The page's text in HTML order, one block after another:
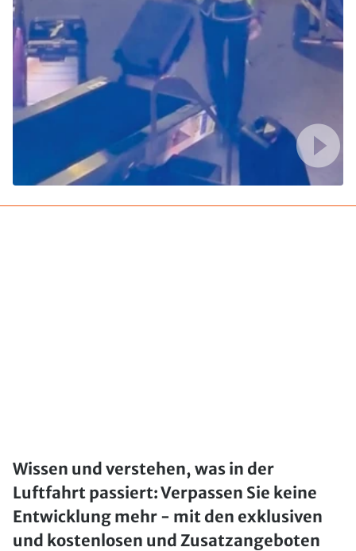
Wissen und verstehen, was in der
Luftfahrt passiert: Verpassen Sie keine
Entwicklung mehr - mit den exklusiven
und kostenlosen und Zusatzangeboten